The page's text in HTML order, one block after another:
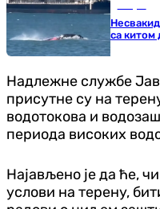
са китом
Надлежне службе
присутне су на
водотокова и
периода високих
Најављено је да ће,
услови на терену,